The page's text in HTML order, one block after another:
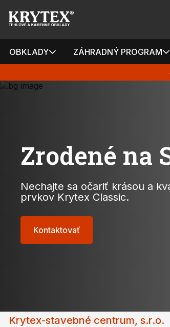
OBKLADY ZÁHRADNÝ PROGRAM
NOVINKY
RIEŠENIA NA MIERU
O NÁS
Zrodené na
Nechajte sa očariť krásou a
prvkov Krytex Classic.
Kontaktovať
Krytex-stavebné centrum, s.r.o.